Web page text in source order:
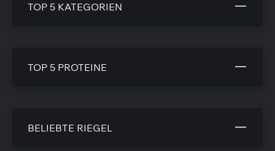
TOP 5 KATEGORIEN
TOP 5 PROTEINE
BELIEBTE RIEGEL